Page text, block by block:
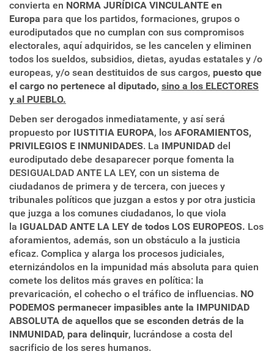
convierta en NORMA JURÍDICA VINCULANTE en
Europa para que los partidos, formaciones, grupos o
eurodiputados que no cumplan con sus compromisos
electorales, aquí adquiridos, se les cancelen y eliminen
todos los sueldos, subsidios, dietas, ayudas estatales y /o
europeas, y/o sean destituidos de sus cargos, puesto que
el cargo no pertenece al diputado, sino a los ELECTORES
y al PUEBLO.
Deben ser derogados inmediatamente, y así será
propuesto por IUSTITIA EUROPA, los AFORAMIENTOS,
PRIVILEGIOS E INMUNIDADES. La IMPUNIDAD del
eurodiputado debe desaparecer porque fomenta la
DESIGUALDAD ANTE LA LEY, con un sistema de
ciudadanos de primera y de tercera, con jueces y
tribunales políticos que juzgan a estos y por otra justicia
que juzga a los comunes ciudadanos, lo que viola
la IGUALDAD ANTE LA LEY de todos LOS EUROPEOS. Los
aforamientos, además, son un obstáculo a la justicia
eficaz. Complica y alarga los procesos judiciales,
eternizándolos en la impunidad más absoluta para quien
comete los delitos más graves en política: la
prevaricación, el cohecho o el tráfico de influencias. NO
PODEMOS permanecer impasibles ante la IMPUNIDAD
ABSOLUTA de aquellos que se esconden detrás de la
INMUNIDAD, para delinquir, lucrándose a costa del
sacrificio de los seres humanos.